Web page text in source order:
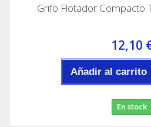
Grifo Flotador Compacto
12,10
Añadir al carrito
En stock